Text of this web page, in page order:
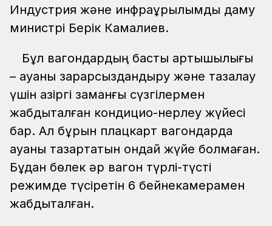
Индустрия және инфрақұрылымдық даму
министрі Берік Камалиев.
Бұл вагондардың басты артықшылығы
– ауаны зарарсыздандыру және тазалау
үшін қазіргі заманғы сүзгілермен
жабдықталған кондицио-нерлеу жүйесі
бар. Ал бұрын плацкарт вагондарда
ауаны тазартатын ондай жүйе болмаған.
Бұдан бөлек әр вагон түрлі-түсті
режимде түсіретін 6 бейнекамерамен
жабдықталған.